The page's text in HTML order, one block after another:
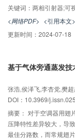
的引射系数和压力恢复
压段内的压力分布，
变位置。研究结果表明
距为4 mm时，膨胀长度
增大喷嘴距为6 mm和
射系数和压力恢复系数
关键词： 两相引射器;可
<网络PDF> <引用本文>
更新时间： 2024-07-18
基于气体旁通蒸发
张浩,侯泽飞,李杏党,樊
DOI：10.3969/
摘要： 对于空调器用翅
压降特性差异较大，导
最佳分路数，而常规翅